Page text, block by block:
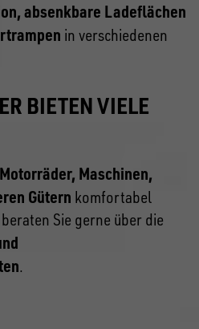
absenkbare Ladeflächen
in verschiedenen
BIETEN VIELE
Motorräder, Maschinen,
Gütern komfortabel
Sie gerne über die
.